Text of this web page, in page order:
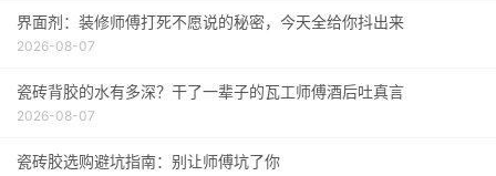
界面剂：装修师傅打死不愿说的秘密，今天全给你抖出来
2026-08-07
瓷砖背胶的水有多深？干了一辈子的瓦工师傅酒后吐真言
2026-08-07
瓷砖胶选购避坑指南：别让师傅坑了你